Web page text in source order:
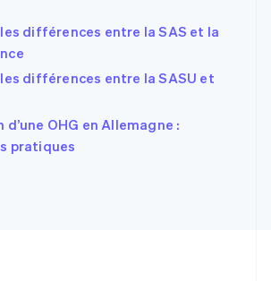
différences entre la SAS et la
différences entre la SASU et
OHG en Allemagne :
pratiques